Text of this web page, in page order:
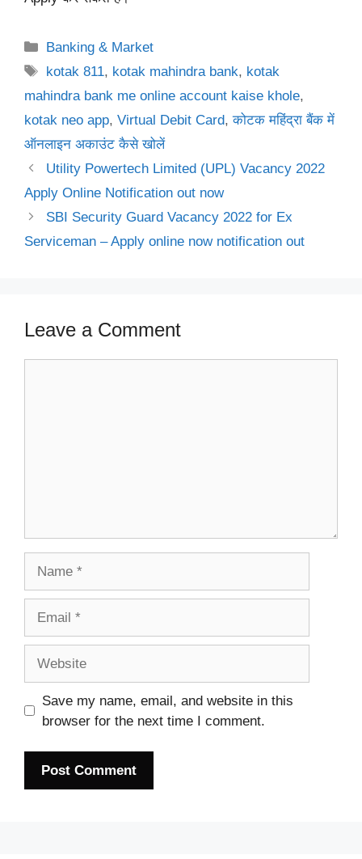
Categories
Banking & Market
Tags
kotak 811, kotak mahindra bank, kotak
mahindra bank me online account kaise khole,
kotak neo app, Virtual Debit Card,कोटक महिंद्रा बैंक में
ऑनलाइन अकाउंट कैसे खोलें
Utility Powertech Limited (UPL) Vacancy 2022
Apply Online Notification out now
SBI Security Guard Vacancy 2022 for Ex
Serviceman – Apply online now notification out
Leave a Comment
Save my name, email, and website in this
browser for the next time I comment.